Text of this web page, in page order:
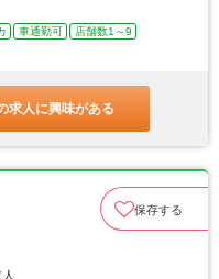
車通勤可
店舗数1～9
求人に興味がある
保存する